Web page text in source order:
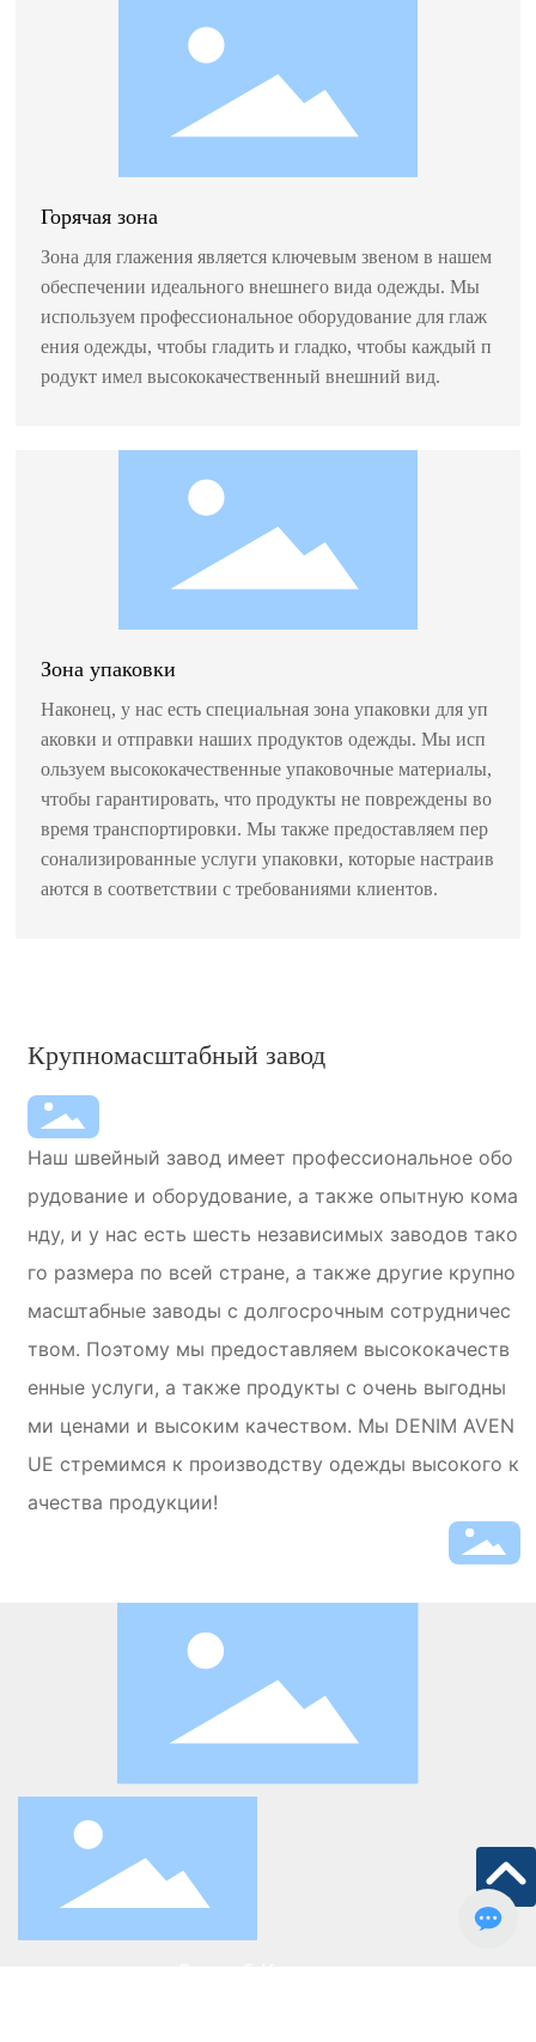
Горячая зона
Зона для глажения является ключевым звеном в нашем
обеспечении идеального внешнего вида одежды. Мы
используем профессиональное оборудование для глаж
ения одежды, чтобы гладить и гладко, чтобы каждый п
родукт имел высококачественный внешний вид.
Зона упаковки
Наконец, у нас есть специальная зона упаковки для уп
аковки и отправки наших продуктов одежды. Мы исп
ользуем высококачественные упаковочные материалы,
чтобы гарантировать, что продукты не повреждены во
время транспортировки. Мы также предоставляем пер
сонализированные услуги упаковки, которые настраив
аются в соответствии с требованиями клиентов.
Крупномасштабный завод
Наш швейный завод имеет профессиональное обо
рудование и оборудование, а также опытную кома
нду, и у нас есть шесть независимых заводов тако
го размера по всей стране, а также другие крупно
масштабные заводы с долгосрочным сотрудничес
твом. Поэтому мы предоставляем высококачеств
енные услуги, а также продукты с очень выгодны
ми ценами и высоким качеством. Мы DENIM AVEN
UE стремимся к производству одежды высокого к
ачества продукции!